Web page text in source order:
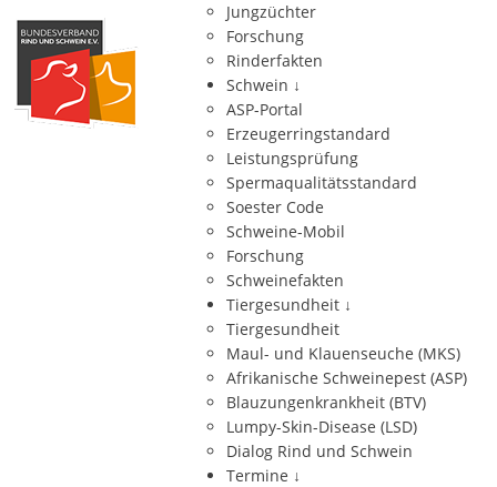
Jungzüchter
Forschung
Rinderfakten
Schwein ↓
ASP-Portal
Erzeugerringstandard
Leistungsprüfung
Spermaqualitätsstandard
Soester Code
Schweine-Mobil
Forschung
Schweinefakten
Tiergesundheit ↓
Tiergesundheit
Maul- und Klauenseuche (MKS)
Afrikanische Schweinepest (ASP)
Blauzungenkrankheit (BTV)
Lumpy-Skin-Disease (LSD)
Dialog Rind und Schwein
Termine ↓